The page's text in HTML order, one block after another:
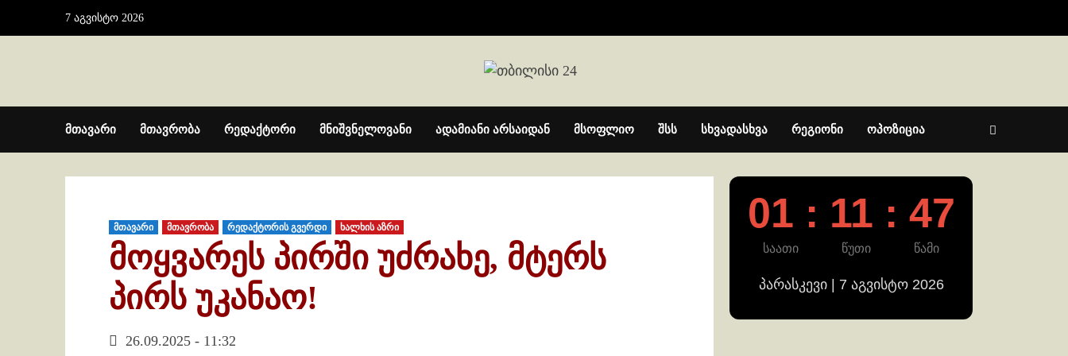
7 აგვისტო 2026
მთავარი მთავრობა რედაქტორი მნიშვნელოვანი ადამიანი არსაიდან მსოფლიო შსს სხვადასხვა რეგიონი ოპოზიცია
მთავარი მთავრობა რედაქტორის გვერდი ხალხის აზრი
მოყვარეს პირში უძრახე, მტერს
პირს უკანაო!
26.09.2025 - 11:32
01 : 11 : 48
საათი წუთი წამი
პარასკევი | 7 აგვისტო 2026